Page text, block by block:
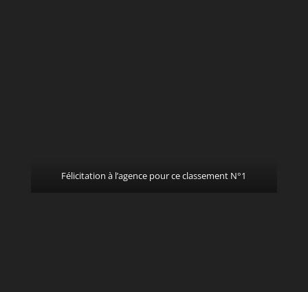
Félicitation à l’agence pour ce classement N°1